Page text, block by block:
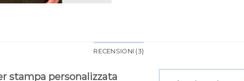
RECENSIONI (3)
stampa personalizzata